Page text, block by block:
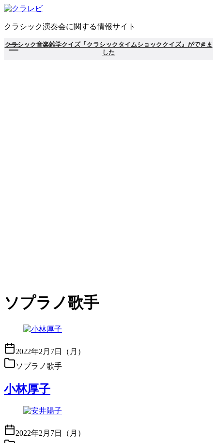
コ
テ
ツ
クラシック演奏会に関する情報サイト
クラシック音楽雑学クイズ『クラシックタイムショッククイズ』ができま
した
ソプラノ歌手
2022年2月7日（月）
ソプラノ歌手
小林厚子
2022年2月7日（月）